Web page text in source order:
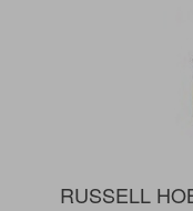
RUSSELL